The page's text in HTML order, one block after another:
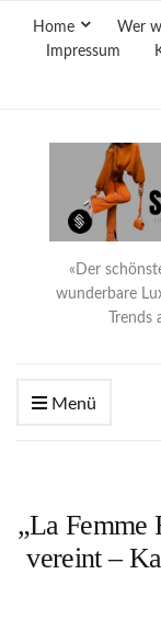
Home Wer
Impressum
«Der
wunderbare
Menü
„La Femme
vereint –